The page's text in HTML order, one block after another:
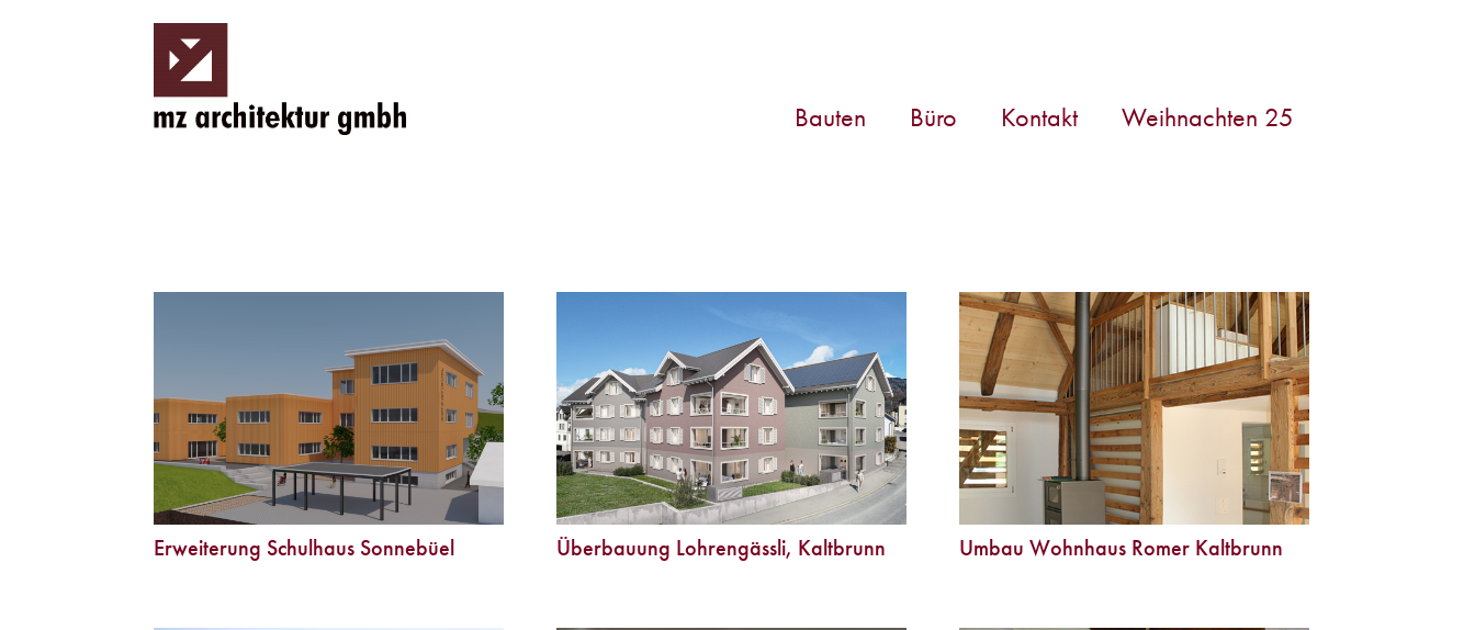
Bauten Büro Kontakt Weihnachten 25
Erweiterung Schulhaus Sonnebüel Überbauung Lohrengässli, Kaltbrunn Umbau Wohnhaus Romer Kaltbrunn